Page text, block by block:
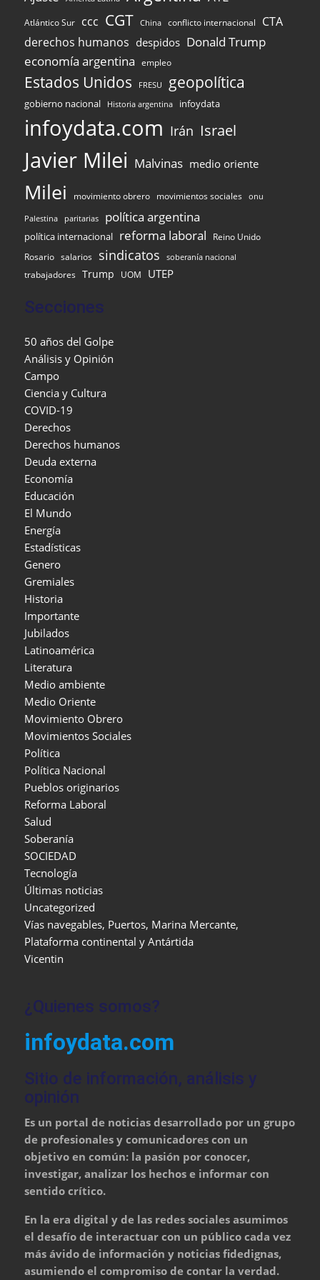
Atlántico Sur ccc CGT China conflicto internacional CTA
derechos humanos despidos Donald Trump
economía argentina
empleo
Estados Unidos FRESU geopolítica
gobierno nacional Historia argentina infoydata
infoydata.com Irán Israel
Javier Milei Malvinas medio oriente
Milei movimiento obrero movimientos sociales onu
Palestina paritarias política argentina
política internacional reforma laboral
Reino Unido
Rosario salarios sindicatos
soberanía nacional
trabajadores
Trump UOM UTEP
Secciones
50 años del Golpe
Análisis y Opinión
Campo
Ciencia y Cultura
COVID-19
Derechos
Derechos humanos
Deuda externa
Economía
Educación
El Mundo
Energía
Estadísticas
Genero
Gremiales
Historia
Importante
Jubilados
Latinoamérica
Literatura
Medio ambiente
Medio Oriente
Movimiento Obrero
Movimientos Sociales
Política
Política Nacional
Pueblos originarios
Reforma Laboral
Salud
Soberanía
SOCIEDAD
Tecnología
Últimas noticias
Uncategorized
Vías navegables, Puertos, Marina Mercante,
Plataforma continental y Antártida
Vicentin
¿Quienes somos?
infoydata.com
Sitio de información, análisis y
opinión
Es un portal de noticias desarrollado por un grupo
de profesionales y comunicadores con un
objetivo en común: la pasión por conocer,
investigar, analizar los hechos e informar con
sentido crítico.
En la era digital y de las redes sociales asumimos
el desafío de interactuar con un público cada vez
más ávido de información y noticias fidedignas,
asumiendo el compromiso de contar la verdad.